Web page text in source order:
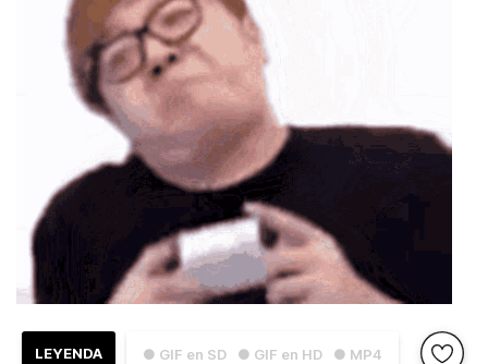
● GIF en SD ● GIF en HD ● MP4
LEYENDA